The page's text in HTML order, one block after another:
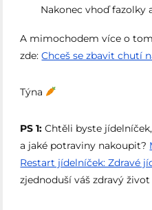
Nakonec vhoď fazolky
A mimochodem více o
zde:Chceš se zbavit chutí
Týna
PS 1: Chtěli byste
a jaké potraviny nakoupit?
Restart jídelníček: Zdravé
zjednoduší váš zdravý život